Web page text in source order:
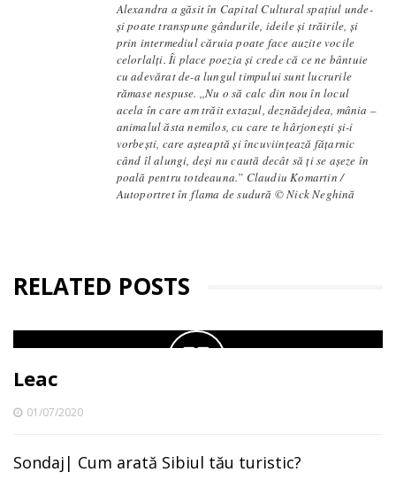
Alexandra a găsit în Capital Cultural spațiul unde-
și poate transpune gândurile, ideile și trăirile, și
prin intermediul căruia poate face auzite vocile
celorlalți. Îi place poezia și crede că ce ne bântuie
cu adevărat de-a lungul timpului sunt lucrurile
rămase nespuse. ,,Nu o să calc din nou în locul
acela în care am trăit extazul, deznădejdea, mânia –
animalul ăsta nemilos, cu care te hârjonești și-i
vorbești, care așteaptă și încuviințează fățarnic
când îl alungi, deși nu caută decât să ți se așeze în
poală pentru totdeauna.” Claudiu Komartin /
Autoportret în flama de sudură © Nick Neghină
RELATED POSTS
Leac
01/07/2020
Sondaj| Cum arată Sibiul tău turistic?